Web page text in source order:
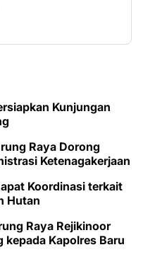
Kunjungan
Raya Dorong
Ketenagakerjaan
Koordinasi terkait
siaga bencana kebakaran Hutan
Raya Rejikinoor
kepada Kapolres Baru